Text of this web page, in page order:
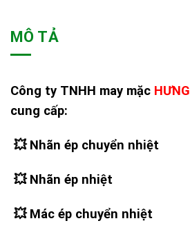
MÔ TẢ
Công ty TNHH may mặc
cung cấp:
💥 Nhãn ép chuyển nhiệt
💥Nhãn ép nhiệt
💥Mác ép chuyển nhiệt